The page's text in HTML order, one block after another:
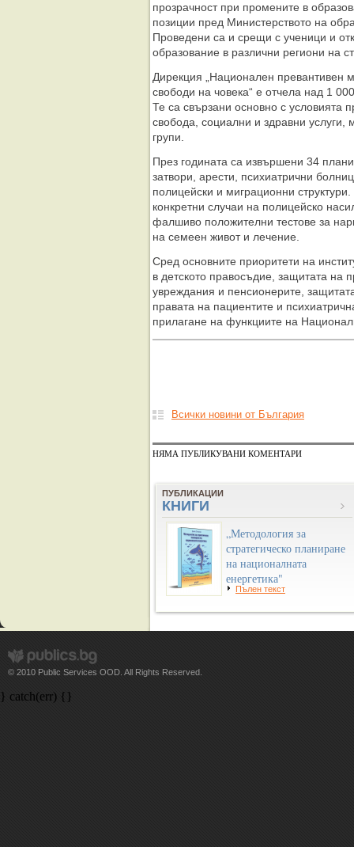
прозрачност при промените в
позиции пред Министерството на
Проведени са и срещи с ученици и
образование в различни региони на
Дирекция „Национален превантивен
свободи на човека“ е отчела над 1
Те са свързани основно с условията
свобода, социални и здравни
групи.
През годината са извършени 34
затвори, арести, психиатрични
полицейски и миграционни
конкретни случаи на полицейско
фалшиво положителни тестове за
на семеен живот и лечение.
Сред основните приоритети на
в детското правосъдие, защитата на
увреждания и пенсионерите,
правата на пациентите и
прилагане на функциите на
Всички новини от България
НЯМА ПУБЛИКУВАНИ КОМЕНТАРИ
ПУБЛИКАЦИИ
КНИГИ
„Методология за
стратегическо планиране
на националната
енергетика"
Пълен текст
© 2010 Public Services OOD. All Rights Reserved.
} catch(err) {}